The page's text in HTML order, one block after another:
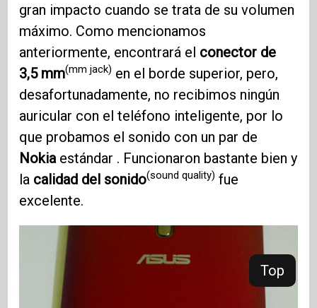
Top
gran impacto cuando se trata de su volumen
máximo. Como mencionamos
anteriormente, encontrará el conector de
3,5 mm(mm jack) en el borde superior, pero,
desafortunadamente, no recibimos ningún
auricular con el teléfono inteligente, por lo
que probamos el sonido con un par de
Nokia estándar . Funcionaron bastante bien y
la calidad del sonido(sound quality) fue
excelente.